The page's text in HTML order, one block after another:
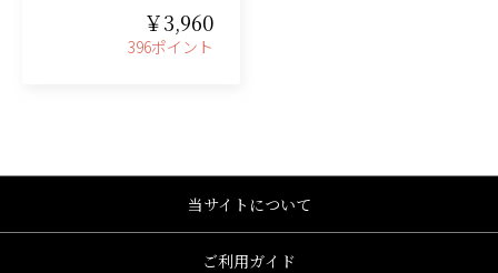
￥3,960
396ポイント
当サイトについて
ご利用ガイド
グレース、grace)